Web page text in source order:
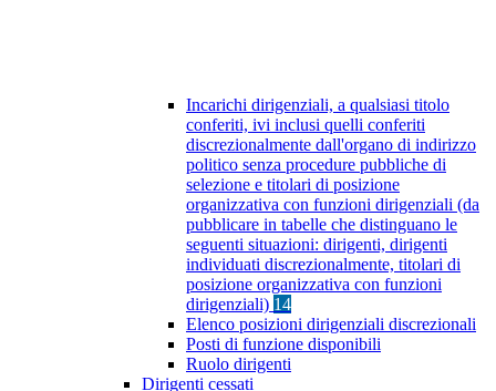
Incarichi dirigenziali, a qualsiasi titolo
conferiti, ivi inclusi quelli conferiti
discrezionalmente dall'organo di indirizzo
politico senza procedure pubbliche di
selezione e titolari di posizione
organizzativa con funzioni dirigenziali (da
pubblicare in tabelle che distinguano le
seguenti situazioni: dirigenti, dirigenti
individuati discrezionalmente, titolari di
posizione organizzativa con funzioni
dirigenziali) 14
Elenco posizioni dirigenziali discrezionali
Posti di funzione disponibili
Ruolo dirigenti
Dirigenti cessati